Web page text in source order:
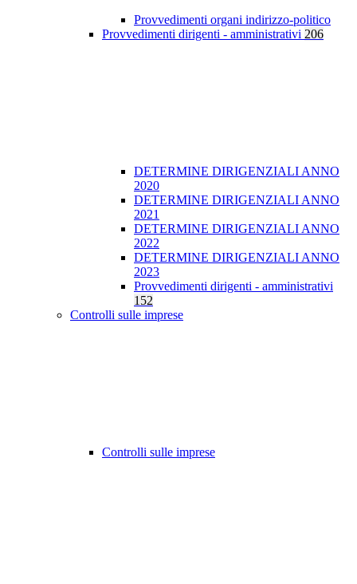
Provvedimenti organi indirizzo-politico
Provvedimenti dirigenti - amministrativi 206
DETERMINE DIRIGENZIALI ANNO
2020
DETERMINE DIRIGENZIALI ANNO
2021
DETERMINE DIRIGENZIALI ANNO
2022
DETERMINE DIRIGENZIALI ANNO
2023
Provvedimenti dirigenti - amministrativi
152
Controlli sulle imprese
Controlli sulle imprese